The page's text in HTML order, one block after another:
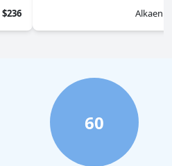
$236
Alkaen
60